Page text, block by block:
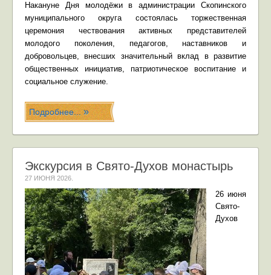
Накануне Дня молодёжи в администрации Скопинского
муниципального округа состоялась торжественная
церемония чествования активных представителей
молодого поколения, педагогов, наставников и
добровольцев, внесших значительный вклад в развитие
общественных инициатив, патриотическое воспитание и
социальное служение.
Подробнее...
Экскурсия в Свято-Духов монастырь
27 ИЮНЯ 2026
26 июня
Свято-
Духов